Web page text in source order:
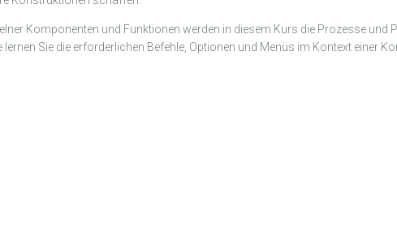
Komponenten und Funktionen werden in diesem Kurs die Prozesse und
Sie die erforderlichen Befehle, Optionen und Menüs im Kontext einer